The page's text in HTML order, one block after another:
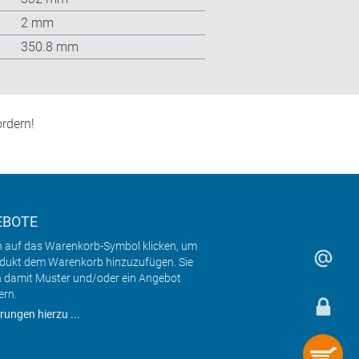
2 mm
350.8 mm
auf das Warenkorb-Symbol klicken, um
dem Warenkorb hinzuzufügen. Sie
damit Muster und/oder ein Angebot
hierzu ...